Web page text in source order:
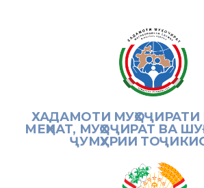
ХАДАМОТИ МУҲОҶИРАТИ
МЕҲНАТ, МУҲОҶИРАТ ВА
ҶУМҲУРИИ